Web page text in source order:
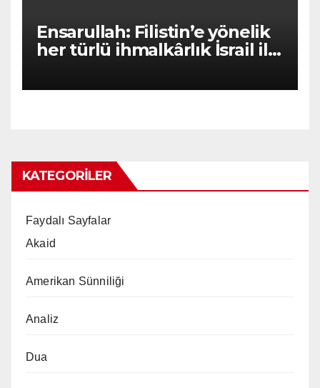
Ensarullah: Filistin’e yönelik
her türlü ihmalkârlık İsrail ile
KATEGORILER
Faydalı Sayfalar
Akaid
Amerikan Sünniliği
Analiz
Dua